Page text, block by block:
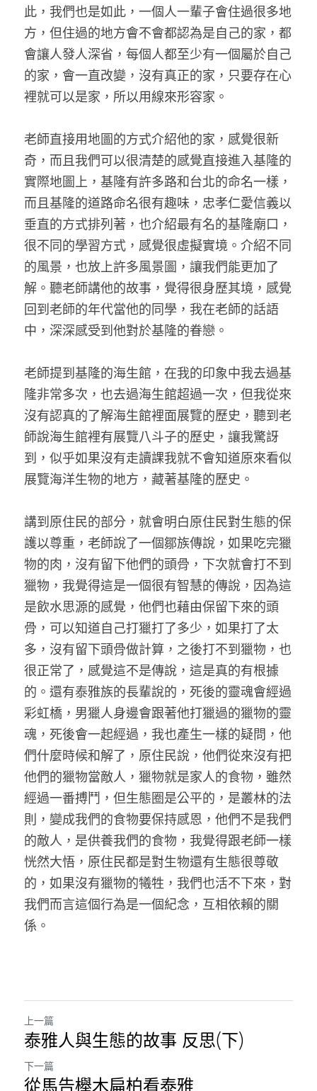
此，我們也是如此，一個人一輩子會住過很多地
方，但住過的地方會不會都認為是自己的家，都
會讓人發人深省，每個人都至少有一個屬於自己
的家，會一直改變，沒有真正的家，只要存在心
裡就可以是家，所以用線來形容家。
老師直接用地圖的方式介紹他的家，感覺很新
奇，而且我們可以很清楚的感覺直接進入基隆的
實際地圖上，基隆有許多路和台北的命名一樣，
而且基隆的道路命名很有趣味，忠孝仁愛信義以
垂直的方式排列著，也介紹最有名的基隆廟口，
很不同的學習方式，感覺很虛擬實境。介紹不同
的風景，也放上許多風景圖，讓我們能更加了
解。聽老師講他的故事，覺得很身歷其境，感覺
回到老師的年代當他的同學，我在老師的話語
中，深深感受到他對於基隆的眷戀。
老師提到基隆的海生館，在我的印象中我去過基
隆非常多次，也去過海生館超過一次，但我從來
沒有認真的了解海生館裡面展覽的歷史，聽到老
師說海生館裡有展覽八斗子的歷史，讓我驚訝
到，似乎如果沒有走讀課我就不會知道原來看似
展覽海洋生物的地方，藏著基隆的歷史。
講到原住民的部分，就會明白原住民對生態的保
護以尊重，老師說了一個鄒族傳說，如果吃完獵
物的肉，沒有留下他們的頭骨，下次就會打不到
獵物，我覺得這是一個很有智慧的傳說，因為這
是飲水思源的感覺，他們也藉由保留下來的頭
骨，可以知道自己打獵打了多少，如果打了太
多，沒有留下頭骨做計算，之後打不到獵物，也
很正常了，感覺這不是傳說，這是真的有根據
的。還有泰雅族的長輩說的，死後的靈魂會經過
彩虹橋，男獵人身邊會跟著他打獵過的獵物的靈
魂，死後會一起經過，我也產生一樣的疑問，他
們什麼時候和解了，原住民說，他們從來沒有把
他們的獵物當敵人，獵物就是家人的食物，雖然
經過一番搏鬥，但生態圈是公平的，是叢林的法
則，變成我們的食物要保持感恩，他們不是我們
的敵人，是供養我們的食物，我覺得跟老師一樣
恍然大悟，原住民都是對生物還有生態很尊敬
的，如果沒有獵物的犧牲，我們也活不下來，對
我們而言這個行為是一個紀念，互相依賴的關
係。
上一篇
泰雅人與生態的故事 反思(下)
下一篇
從馬告櫸木扁柏看泰雅